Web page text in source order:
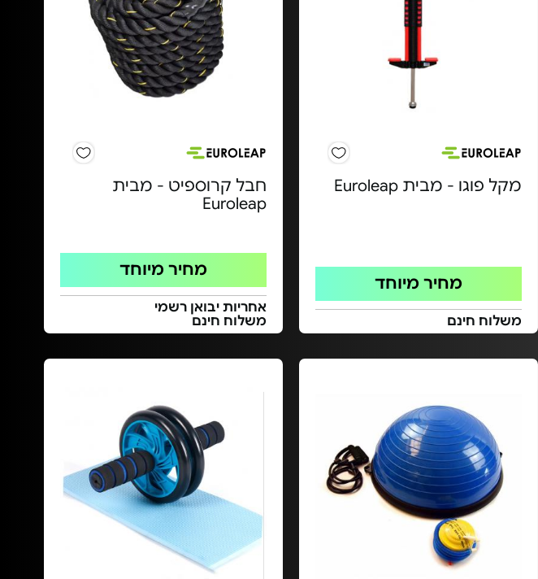
מקל פוגו - מבית Euroleap
מחיר מיוחד
משלוח חינם
חבל קרוספיט - מבית
Euroleap
מחיר מיוחד
אחריות יבואן רשמי
משלוח חינם